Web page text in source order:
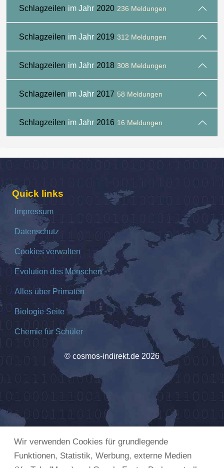
Wir verwenden Cookies für grundlegende
Funktionen, Statistik, Werbung, externe Medien
Schlagzeilen im Jahr 2020 236 Meldungen
Schlagzeilen im Jahr 2019 312 Meldungen
Schlagzeilen im Jahr 2018 308 Meldungen
Schlagzeilen im Jahr 2017 58 Meldungen
Schlagzeilen im Jahr 2016 16 Meldungen
Quick links
Impressum
Datenschutz
Cookies verwalten
Evolution des Menschen
Alles über Primaten
Biologie Seite
Chemie für Schüler
© cosmos-indirekt.de 2026